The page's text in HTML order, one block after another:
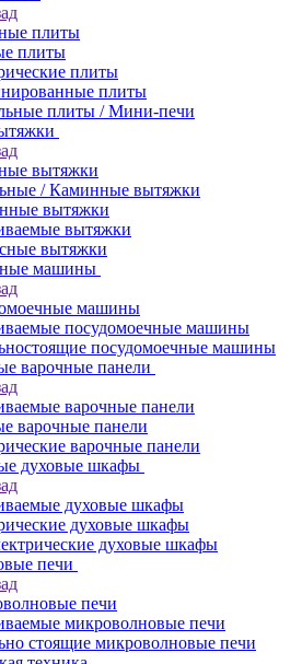
плиты
плиты
плиты
плиты
плиты / Мини-печи
вытяжки
/ Каминные вытяжки
вытяжки
вытяжки
вытяжки
машины
машины
посудомоечные машины
посудомоечные машины
варочные панели
варочные панели
варочные панели
варочные панели
духовые шкафы
духовые шкафы
духовые шкафы
духовые шкафы
печи
печи
микроволновые печи
стоящие микроволновые печи